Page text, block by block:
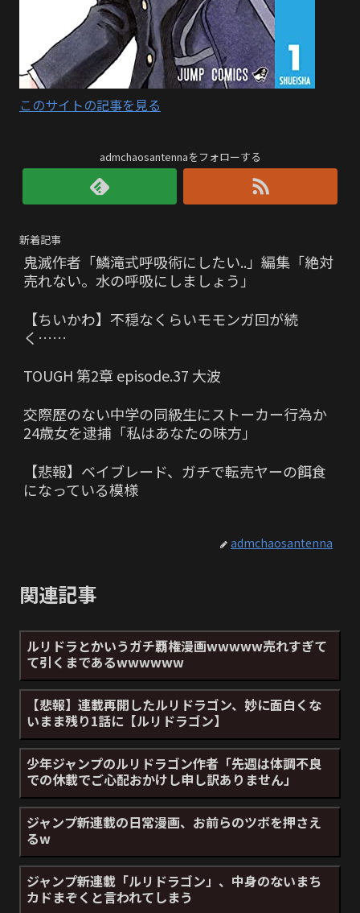
このサイトの記事を見る
admchaosantennaをフォローする
新着記事
鬼滅作者「鱗滝式呼吸術にしたい..」編集「絶対
売れない。水の呼吸にしましょう」
【ちいかわ】不穏なくらいモモンガ回が続
く……
TOUGH 第2章 episode.37 大波
交際歴のない中学の同級生にストーカー行為か
24歳女を逮捕「私はあなたの味方」
【悲報】ベイブレード、ガチで転売ヤーの餌食
になっている模様
admchaosantenna
関連記事
ルリドラとかいうガチ覇権漫画wwwww売れすぎて
て引くまであるwwwwww
【悲報】連載再開したルリドラゴン、妙に面白くな
いまま残り1話に【ルリドラゴン】
少年ジャンプのルリドラゴン作者「先週は体調不良
での休載でご心配おかけし申し訳ありません」
ジャンプ新連載の日常漫画、お前らのツボを押さえ
るw
ジャンプ新連載「ルリドラゴン」、中身のないまち
カドまぞくと言われてしまう